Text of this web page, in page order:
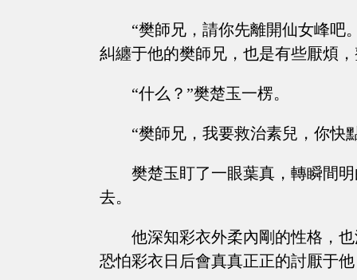
“樊師兄，請你先離開仙女峰吧
糾纏于他的樊師兄，也是有些厭煩
“什么？”樊楚玉一楞。
“樊師兄，我要救治素兒，你快
樊楚玉盯了一眼葉真，轉瞬間
去。
他深知彩衣外柔內剛的性格，
恐怕彩衣日后會真真正正的討厭于